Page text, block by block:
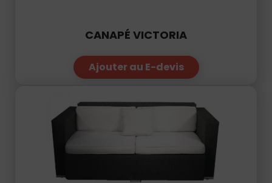
CANAPÉ VICTORIA
Ajouter au E-devis